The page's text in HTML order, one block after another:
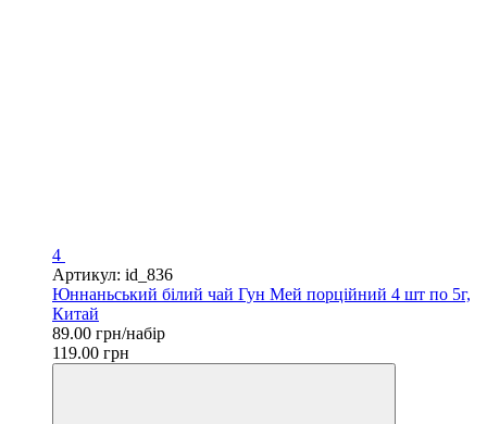
4
Артикул: id_836
Юннаньський білий чай Гун Мей порційний 4 шт по 5г,
Китай
89.00 грн/набір
119.00 грн